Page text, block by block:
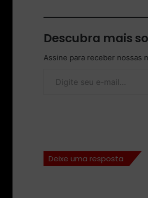
Descubra mais
Assine para receber nossas
Deixe uma resposta